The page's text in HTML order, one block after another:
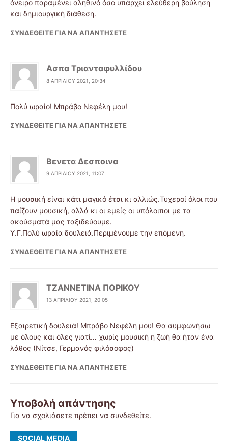
όνειρο παραμένει αληθινό όσο υπάρχει ελεύθερη βούληση
και δημιουργική διάθεση.
ΣΥΝΔΕΘΕΊΤΕ ΓΙΑ ΝΑ ΑΠΑΝΤΉΣΕΤΕ
Ασπα Τριανταφυλλίδου
8 ΑΠΡΙΛΊΟΥ 2021, 20:34
Πολύ ωραίο! Μπράβο Νεφέλη μου!
ΣΥΝΔΕΘΕΊΤΕ ΓΙΑ ΝΑ ΑΠΑΝΤΉΣΕΤΕ
Βενετα Δεσποινα
9 ΑΠΡΙΛΊΟΥ 2021, 11:07
Η μουσική είναι κάτι μαγικό έτσι κι αλλιώς.Τυχεροί όλοι που
παίζουν μουσική, αλλά κι οι εμείς οι υπόλοιποι με τα
ακούσματά μας ταξιδεύουμε.
Υ.Γ.Πολύ ωραία δουλειά.Περιμένουμε την επόμενη.
ΣΥΝΔΕΘΕΊΤΕ ΓΙΑ ΝΑ ΑΠΑΝΤΉΣΕΤΕ
ΤΖΑΝΝΕΤΙΝΑ ΠΟΡΙΚΟΥ
13 ΑΠΡΙΛΊΟΥ 2021, 20:05
Εξαιρετική δουλειά! Μπράβο Νεφέλη μου! Θα συμφωνήσω
με όλους και όλες γιατί… χωρίς μουσική η ζωή θα ήταν ένα
λάθος (Νίτσε, Γερμανός φιλόσοφος)
ΣΥΝΔΕΘΕΊΤΕ ΓΙΑ ΝΑ ΑΠΑΝΤΉΣΕΤΕ
Υποβολή απάντησης
Για να σχολιάσετε πρέπει να συνδεθείτε.
SOCIAL MEDIA